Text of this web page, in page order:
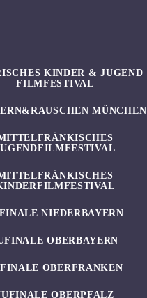
KINDER & JUGEND
FILMFESTIVAL
MÜNCHEN
NIEDERBAYERN
OBERBAYERN
OBERFRANKEN
OBERPFALZ